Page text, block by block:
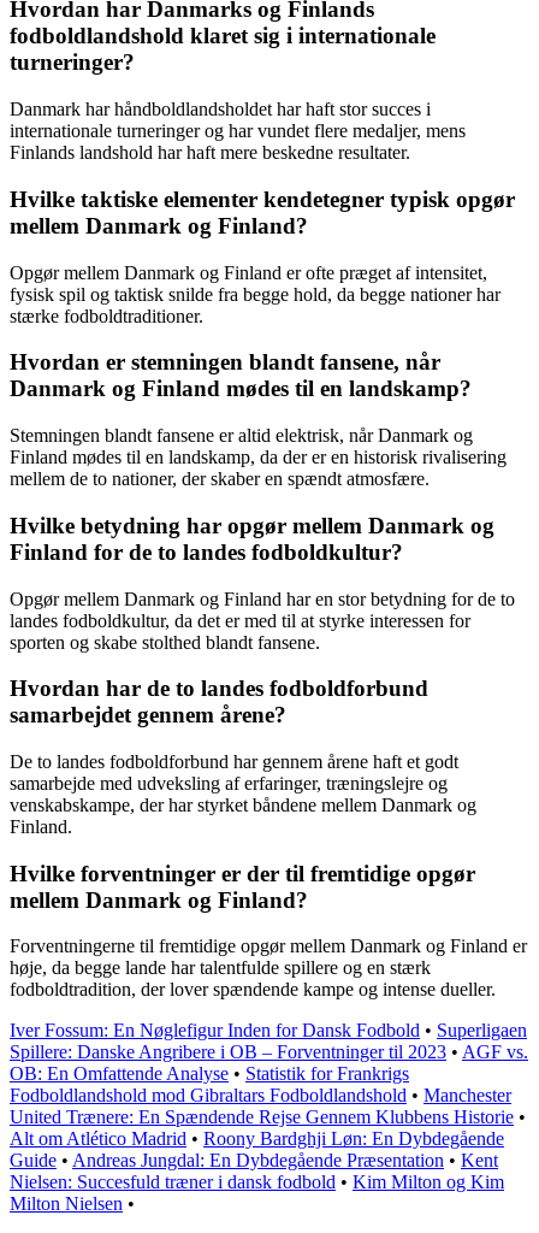
Hvordan har Danmarks og Finlands
fodboldlandshold klaret sig i internationale
turneringer?
Danmark har håndboldlandsholdet har haft stor succes i
internationale turneringer og har vundet flere medaljer, mens
Finlands landshold har haft mere beskedne resultater.
Hvilke taktiske elementer kendetegner typisk opgør
mellem Danmark og Finland?
Opgør mellem Danmark og Finland er ofte præget af intensitet,
fysisk spil og taktisk snilde fra begge hold, da begge nationer har
stærke fodboldtraditioner.
Hvordan er stemningen blandt fansene, når
Danmark og Finland mødes til en landskamp?
Stemningen blandt fansene er altid elektrisk, når Danmark og
Finland mødes til en landskamp, da der er en historisk rivalisering
mellem de to nationer, der skaber en spændt atmosfære.
Hvilke betydning har opgør mellem Danmark og
Finland for de to landes fodboldkultur?
Opgør mellem Danmark og Finland har en stor betydning for de to
landes fodboldkultur, da det er med til at styrke interessen for
sporten og skabe stolthed blandt fansene.
Hvordan har de to landes fodboldforbund
samarbejdet gennem årene?
De to landes fodboldforbund har gennem årene haft et godt
samarbejde med udveksling af erfaringer, træningslejre og
venskabskampe, der har styrket båndene mellem Danmark og
Finland.
Hvilke forventninger er der til fremtidige opgør
mellem Danmark og Finland?
Forventningerne til fremtidige opgør mellem Danmark og Finland er
høje, da begge lande har talentfulde spillere og en stærk
fodboldtradition, der lover spændende kampe og intense dueller.
Iver Fossum: En Nøglefigur Inden for Dansk Fodbold • Superligaen
Spillere: Danske Angribere i OB – Forventninger til 2023 • AGF vs.
OB: En Omfattende Analyse • Statistik for Frankrigs
Fodboldlandshold mod Gibraltars Fodboldlandshold • Manchester
United Trænere: En Spændende Rejse Gennem Klubbens Historie •
Alt om Atlético Madrid • Roony Bardghji Løn: En Dybdegående
Guide • Andreas Jungdal: En Dybdegående Præsentation • Kent
Nielsen: Succesfuld træner i dansk fodbold • Kim Milton og Kim
Milton Nielsen •